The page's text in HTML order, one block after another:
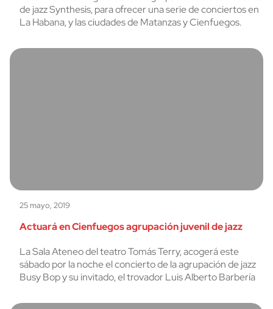
de jazz Synthesis, para ofrecer una serie de conciertos en
La Habana, y las ciudades de Matanzas y Cienfuegos.
25 mayo, 2019
Actuará en Cienfuegos agrupación juvenil de jazz
La Sala Ateneo del teatro Tomás Terry, acogerá este
sábado por la noche el concierto de la agrupación de jazz
Busy Bop y su invitado, el trovador Luis Alberto Barbería